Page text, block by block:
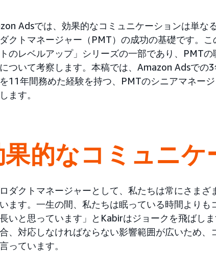
Adsでは、効果的なコミュニケーションは単な
クトマネージャー（PMT）の成功の基礎です。
のレベルアップ」シリーズの一部であり、PMT
ついて考察します。本稿では、Amazon Adsでの
11年間務めた経験を持つ、PMTのシニアマネー
ます。
果的なコミュニケ
ロダクトマネージャーとして、私たちは常にさま
ます。一生の間、私たちは眠っている時間より
いと思っています」とKabirはジョークを飛ばし
、対応しなければならない影響範囲が広いため
っています。